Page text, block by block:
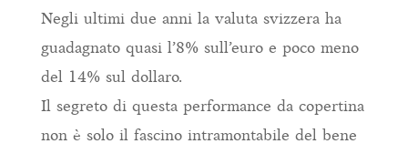
Negli ultimi due anni la valuta svizzera ha
guadagnato quasi l’8% sull’euro e poco meno
del 14% sul dollaro.
Il segreto di questa performance da copertina
non è solo il fascino intramontabile del bene